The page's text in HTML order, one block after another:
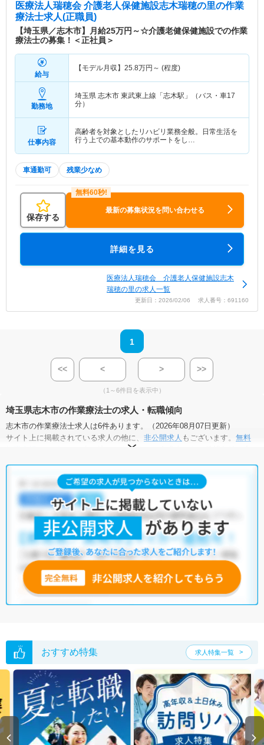
医療法人瑞穂会 介護老人保健施設志木瑞穂の里の作業
療法士求人(正職員)
【埼玉県／志木市】月給25万円～☆介護老健保健施設での作業
療法士の募集！＜正社員＞
給与
【モデル月収】 25.8万円～ (程度)
勤務地
埼玉県 志木市 東武東上線「志木駅」（バス・車17
分）
仕事内容
高齢者を対象としたリハビリ業務全般。日常生活を
行う上での基本動作のサポートをし…
車通勤可 残業少なめ
保存する
最新の募集状況を問い合わせる
詳細を見る
医療法人瑞穂会 介護老人保健施設志木
瑞穂の里の求人一覧
更新日：2026/02/06 求人番号：691160
1
<< < > >>
（1～6件目を表示中）
埼玉県志木市の作業療法士の求人・転職傾向
志木市の作業療法士求人は6件あります。（2026年08月07日更新）
サイト上に掲載されている求人の他に、 非公開求人 もございます。 無料
にお申し込みいただくと、全求人からご希望条件に合
志木市の作業療法士求人では以下のような条件が人気です。
積極採用中・新卒OK・ 残業少なめ ・ 正社員(正職員)
祉施設・小児リハビリ・保育園
他の条件でも人気の求人がございますので、「こだわり条件」から検索
いただくか、お気軽にお問い合わせください。
全国の作業療法士求人から検索いただくことも可能です。
無料転職支援サービス
にお申し込みいただくと、ご希望条件をヒアリン
グした上で求人をご提案いたします。
ご希望条件がまだ定まっていない方は人気の希望条件をピックアップし
い。
おすすめ特集 求人特集一覧